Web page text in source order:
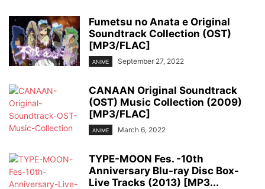
Fumetsu no Anata e Original
Soundtrack Collection (OST)
[MP3/FLAC]
ANIME September 27, 2022
CANAAN Original Soundtrack
(OST) Music Collection (2009)
[MP3/FLAC]
ANIME March 6, 2022
TYPE-MOON Fes. -10th
Anniversary Blu-ray Disc Box-
Live Tracks (2013) [MP3...